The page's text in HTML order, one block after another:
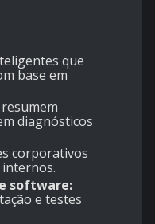
que
base em
diagnósticos
corporativos
software:
e testes